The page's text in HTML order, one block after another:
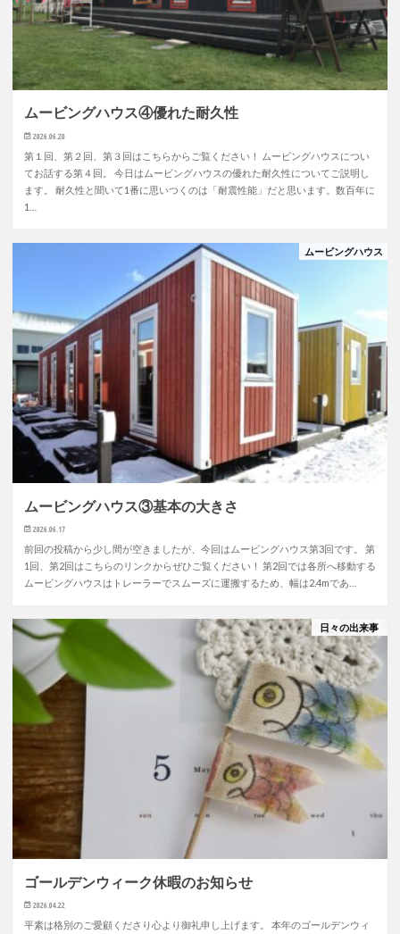
ムービングハウス④優れた耐久性
2026.06.20
第１回、第２回、第３回はこちらからご覧ください！ ムービングハウスについ
てお話する第４回。 今日はムービングハウスの優れた耐久性についてご説明し
ます。 耐久性と聞いて1番に思いつくのは「耐震性能」だと思います。数百年に
1…
ムービングハウス
ムービングハウス③基本の大きさ
2026.06.17
前回の投稿から少し間が空きましたが、今回はムービングハウス第3回です。 第
1回、第2回はこちらのリンクからぜひご覧ください！ 第2回では各所へ移動する
ムービングハウスはトレーラーでスムーズに運搬するため、幅は2.4mであ…
日々の出来事
ゴールデンウィーク休暇のお知らせ
2026.04.22
平素は格別のご愛顧くださり心より御礼申し上げます。 本年のゴールデンウィ